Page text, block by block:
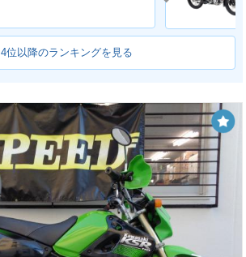
4位以降のランキングを見る